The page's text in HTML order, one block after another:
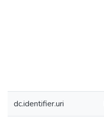
dc.identifier.uri